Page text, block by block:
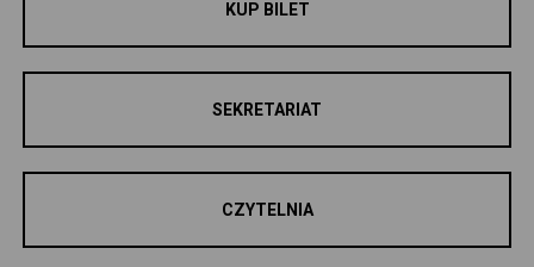
KUP BILET
SEKRETARIAT
CZYTELNIA